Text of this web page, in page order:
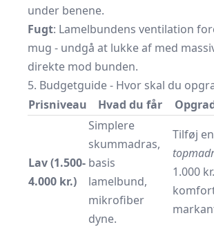
under benene.
Fugt: Lamelbundens ventilation
mug - undgå at lukke af med
direkte mod bunden.
5. Budgetguide - Hvor skal du
Prisniveau
Hvad du får
Lav (1.500-
4.000 kr.)
Simplere
skummadras,
basis
lamelbund,
mikro­fiber
dyne.
Tilføj
1.000